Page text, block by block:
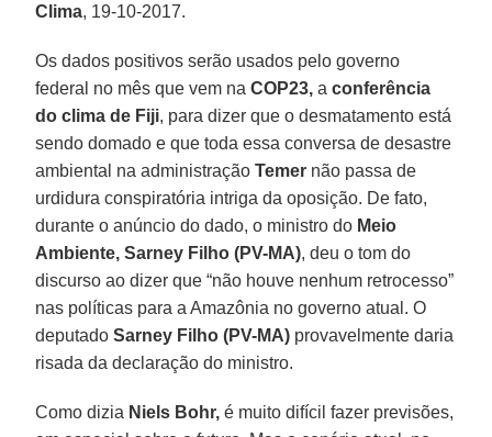
Clima, 19-10-2017.
Os dados positivos serão usados pelo governo
federal no mês que vem naCOP23, aconferência
do clima de Fiji, para dizer que o desmatamento está
sendo domado e que toda essa conversa de desastre
ambiental na administraçãoTemer não passa de
urdidura conspiratória intriga da oposição. De fato,
durante o anúncio do dado, o ministro do Meio
Ambiente, Sarney Filho (PV-MA), deu o tom do
discurso ao dizer que “não houve nenhum retrocesso”
nas políticas para a Amazônia no governo atual. O
deputadoSarney Filho (PV-MA) provavelmente daria
risada da declaração do ministro.
Como dizia Niels Bohr, é muito difícil fazer previsões,